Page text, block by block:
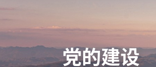
党的建设